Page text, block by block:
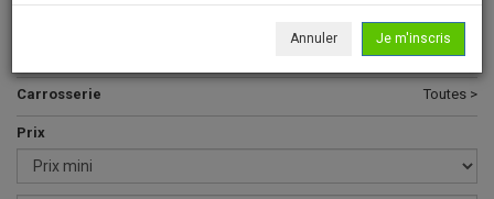
Tous >
Carrosserie Toutes >
Prix
Annuler Je m'inscris